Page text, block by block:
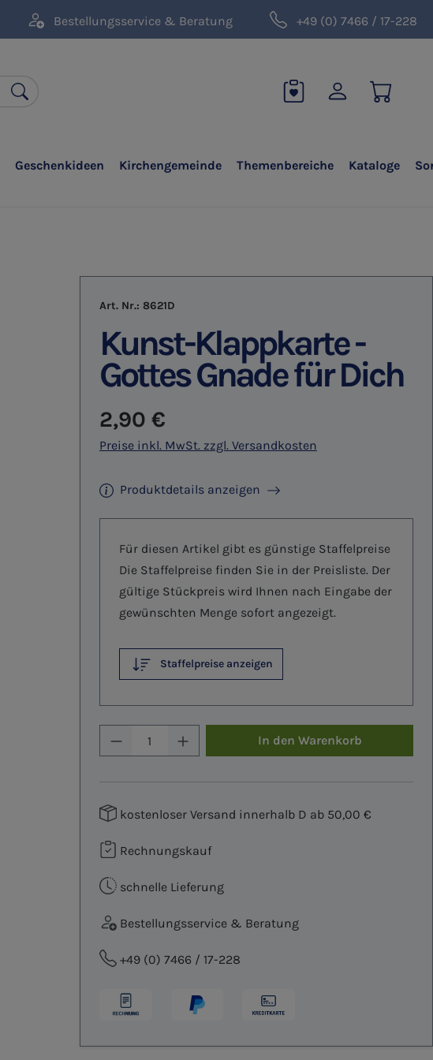
Bestellungsservice & Beratung +49 (0) 7466 / 17-228
Geschenkideen Kirchengemeinde Themenbereiche Kataloge
Art. Nr.: 8621D
Kunst-Klappkarte -
Gottes Gnade für Dich
Regulärer Preis:
2,90 €
Preise inkl. MwSt. zzgl. Versandkosten
Produktdetails anzeigen
Für diesen Artikel gibt es günstige Staffelpreise
Die Staffelpreise finden Sie in der Preisliste. Der
gültige Stückpreis wird Ihnen nach Eingabe der
gewünschten Menge sofort angezeigt.
Staffelpreise anzeigen
Produkt Anzahl: Gib den
In den Warenkorb
kostenloser Versand innerhalb D ab 50,00 €
Rechnungskauf
schnelle Lieferung
Bestellungsservice & Beratung
+49 (0) 7466 / 17-228